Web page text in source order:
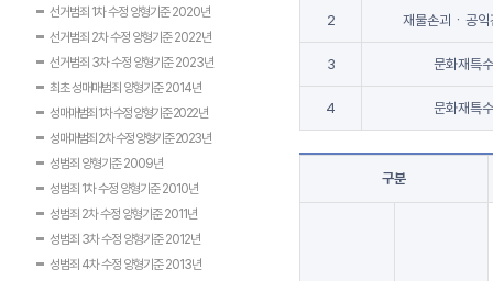
선거범죄 1차 수정 양형기준 2020년
선거범죄 2차 수정 양형기준 2022년
선거범죄 3차 수정 양형기준 2023년
최초 성매매범죄 양형기준 2014년
성매매범죄 1차 수정 양형기준 2022년
성매매범죄 2차 수정 양형기준 2023년
성범죄 양형기준 2009년
성범죄 1차 수정 양형기준 2010년
성범죄 2차 수정 양형기준 2011년
성범죄 3차 수정 양형기준 2012년
성범죄 4차 수정 양형기준 2013년
2 재물손괴ㆍ공익
3 문화재특
4 문화재특
구분